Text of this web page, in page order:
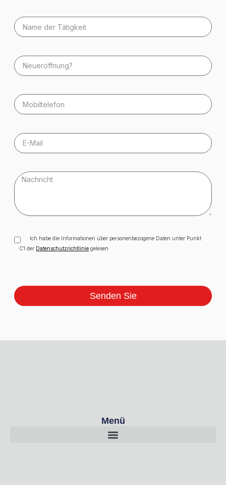
Ich habe die Informationen über personenbezogene Daten unter Punkt
C1 der Datenschutzrichtlinie gelesen
Senden Sie
Menü